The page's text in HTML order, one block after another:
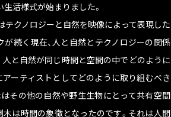
活様式が始まりました。
テクノロジーと自然を映像によって表現した
続く現在、人と自然とテクノロジーの関係
と自然が同じ時間と空間の中でどのように
ーティストとしてどのように取り組むべき
その他の自然や野生生物にとって共有空間
は時間の象徴となったのです。それは人間